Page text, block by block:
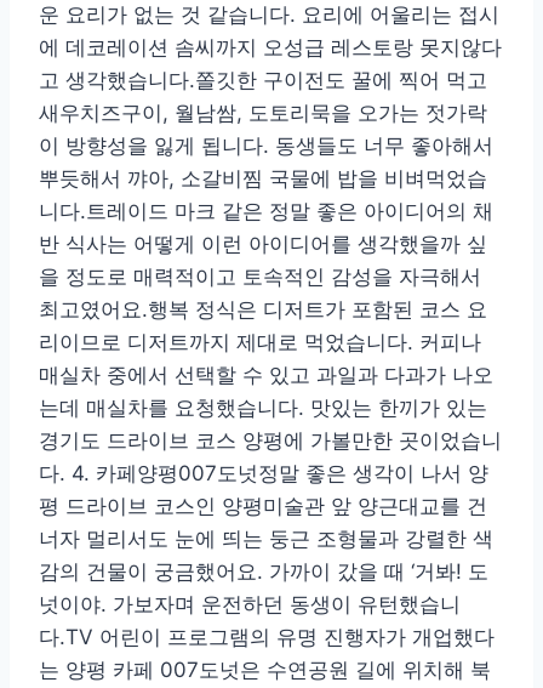
운 요리가 없는 것 같습니다. 요리에 어울리는 접시
에 데코레이션 솜씨까지 오성급 레스토랑 못지않다
고 생각했습니다.쫄깃한 구이전도 꿀에 찍어 먹고
새우치즈구이, 월남쌈, 도토리묵을 오가는 젓가락
이 방향성을 잃게 됩니다. 동생들도 너무 좋아해서
뿌듯해서 꺄아, 소갈비찜 국물에 밥을 비벼먹었습
니다.트레이드 마크 같은 정말 좋은 아이디어의 채
반 식사는 어떻게 이런 아이디어를 생각했을까 싶
을 정도로 매력적이고 토속적인 감성을 자극해서
최고였어요.행복 정식은 디저트가 포함된 코스 요
리이므로 디저트까지 제대로 먹었습니다. 커피나
매실차 중에서 선택할 수 있고 과일과 다과가 나오
는데 매실차를 요청했습니다. 맛있는 한끼가 있는
경기도 드라이브 코스 양평에 가볼만한 곳이었습니
다. 4. 카페양평007도넛정말 좋은 생각이 나서 양
평 드라이브 코스인 양평미술관 앞 양근대교를 건
너자 멀리서도 눈에 띄는 둥근 조형물과 강렬한 색
감의 건물이 궁금했어요. 가까이 갔을 때 ‘거봐! 도
넛이야. 가보자며 운전하던 동생이 유턴했습니
다.TV 어린이 프로그램의 유명 진행자가 개업했다
는 양평 카페 007도넛은 수연공원 길에 위치해 북